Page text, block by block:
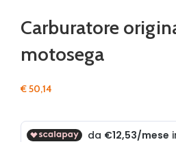
Carburatore
motosega
€50,14